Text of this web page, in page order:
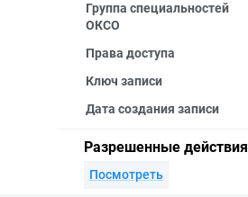
Группа специальностей
ОКСО
Права доступа
Ключ записи
Дата создания записи
Разрешенные действия
Посмотреть